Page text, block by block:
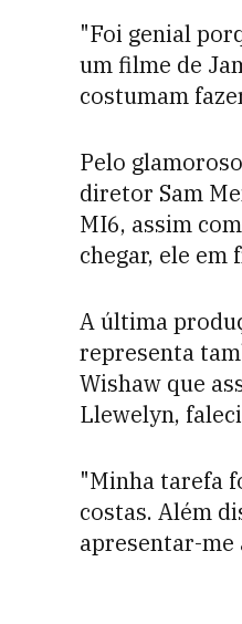
"Foi genial
um filme de
costumam
Pelo
diretor Sam
MI6, assim
chegar, ele
A última
representa
Wishaw que
Llewelyn,
"Minha tarefa
costas. Além
apresentar-me